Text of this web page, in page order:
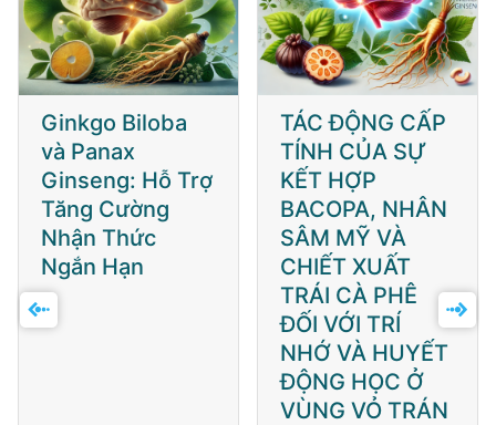
Ginkgo Biloba
và Panax
Ginseng: Hỗ Trợ
Tăng Cường
Nhận Thức
Ngắn Hạn
TÁC ĐỘNG CẤP
TÍNH CỦA SỰ
KẾT HỢP
BACOPA, NHÂN
SÂM MỸ VÀ
CHIẾT XUẤT
TRÁI CÀ PHÊ
ĐỐI VỚI TRÍ
NHỚ VÀ HUYẾT
ĐỘNG HỌC Ở
VÙNG VỎ TRÁN